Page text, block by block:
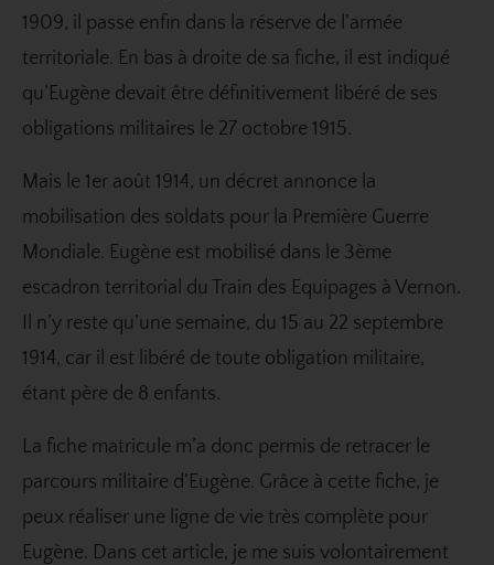
1909, il passe enfin dans la réserve de l’armée
territoriale. En bas à droite de sa fiche, il est indiqué
qu’Eugène devait être définitivement libéré de ses
obligations militaires le 27 octobre 1915.
Mais le 1er août 1914, un décret annonce la
mobilisation des soldats pour la Première Guerre
Mondiale. Eugène est mobilisé dans le 3ème
escadron territorial du Train des Equipages à Vernon.
Il n’y reste qu’une semaine, du 15 au 22 septembre
1914, car il est libéré de toute obligation militaire,
étant père de 8 enfants.
La fiche matricule m’a donc permis de retracer le
parcours militaire d’Eugène. Grâce à cette fiche, je
peux réaliser une ligne de vie très complète pour
Eugène. Dans cet article, je me suis volontairement